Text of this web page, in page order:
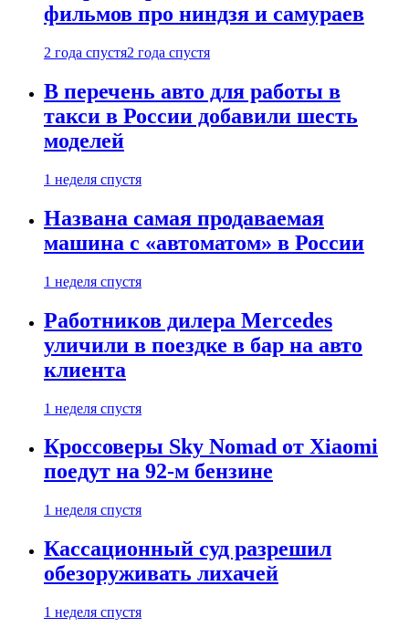
фильмов про ниндзя и самураев
2 года спустя2 года спустя
В перечень авто для работы в
такси в России добавили шесть
моделей
1 неделя спустя
Названа самая продаваемая
машина с «автоматом» в России
1 неделя спустя
Работников дилера Mercedes
уличили в поездке в бар на авто
клиента
1 неделя спустя
Кроссоверы Sky Nomad от Xiaomi
поедут на 92-м бензине
1 неделя спустя
Кассационный суд разрешил
обезоруживать лихачей
1 неделя спустя